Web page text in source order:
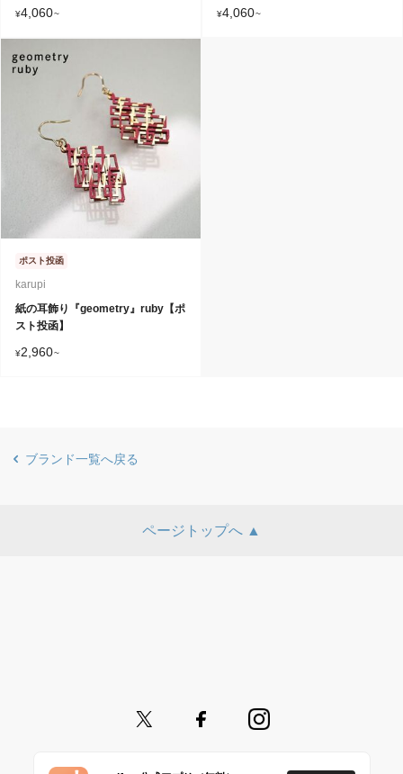
¥4,060~ ¥4,060~
ポスト投函
karupi
紙の耳飾り『geometry』ruby【ポ
スト投函】
¥2,960~
ブランド一覧へ戻る
ページトップへ ▲